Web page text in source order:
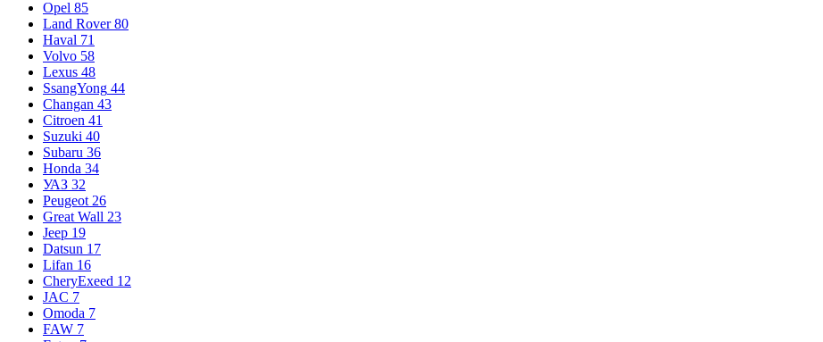
Opel 85
Land Rover 80
Haval 71
Volvo 58
Lexus 48
SsangYong 44
Changan 43
Citroen 41
Suzuki 40
Subaru 36
Honda 34
УАЗ 32
Peugeot 26
Great Wall 23
Jeep 19
Datsun 17
Lifan 16
CheryExeed 12
JAC 7
Omoda 7
FAW 7